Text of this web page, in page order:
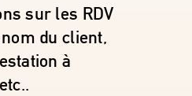
sur les RDV
du client,
à